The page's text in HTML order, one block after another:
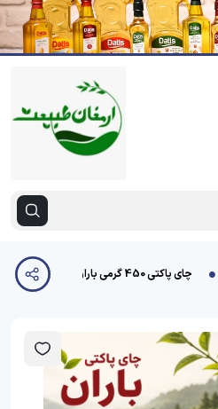
چای پاکتی 450 گرمی باران گرکرود